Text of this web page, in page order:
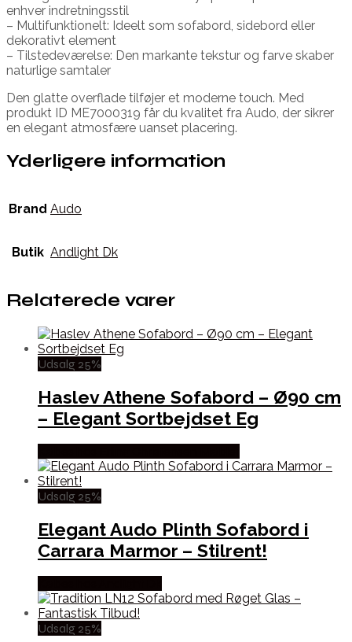
enhver indretningsstil
– Multifunktionelt: Ideelt som sofabord, sidebord eller
dekorativt element
– Tilstedeværelse: Den markante tekstur og farve skaber
naturlige samtaler
Den glatte overflade tilføjer et moderne touch. Med
produkt ID ME7000319 får du kvalitet fra Audo, der sikrer
en elegant atmosfære uanset placering.
Yderligere information
Brand Audo
Butik Andlight Dk
Relaterede varer
Udsalg 25%
Haslev Athene Sofabord – Ø90 cm
– Elegant Sortbejdset Eg
Udsalg 25%
Elegant Audo Plinth Sofabord i
Carrara Marmor – Stilrent!
Udsalg 25%